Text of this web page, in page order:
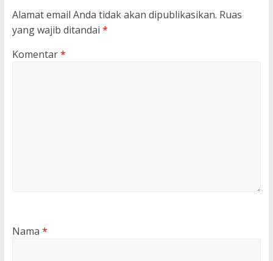
Alamat email Anda tidak akan dipublikasikan. Ruas
yang wajib ditandai *
Komentar*
Nama *